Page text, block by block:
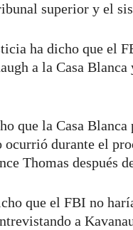
superior y el
ha dicho que el
a la Casa
que la Casa
durante el
Thomas después
que el FBI no
a